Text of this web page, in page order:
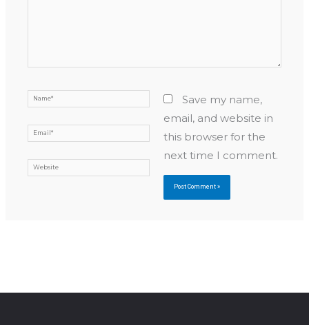
Name*
Email*
Website
Save my name,
email, and website in
this browser for the
next time I comment.